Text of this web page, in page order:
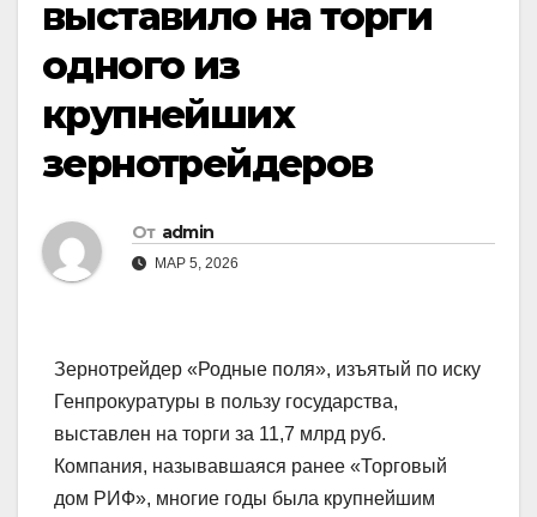
выставило на торги
одного из
крупнейших
зернотрейдеров
От admin
МАР 5, 2026
Зернотрейдер «Родные поля», изъятый по иску
Генпрокуратуры в пользу государства,
выставлен на торги за 11,7 млрд руб.
Компания, называвшаяся ранее «Торговый
дом РИФ», многие годы была крупнейшим